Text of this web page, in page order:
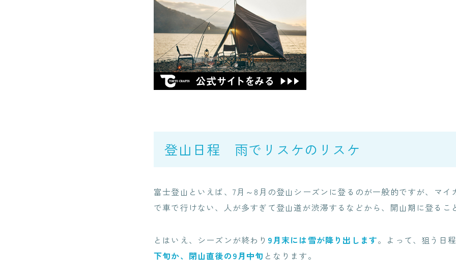
登山日程 雨でリスケのリスケ
富士登山といえば、7月～8月の登山シーズンに登るのが一般的ですが、マイ
で車で行けない、人が多すぎて登山道が渋滞するなどから、開山期に登るこ
とはいえ、シーズンが終わり 9月末には雪が降り出します。よって、狙う日
下旬か、閉山直後の9月中旬 となります。